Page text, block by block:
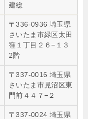
建総
〒336-0936 埼玉県
さいたま市緑区太田
窪１丁目２６−１３
2階
〒337-0016 埼玉県
さいたま市見沼区東
門前４４７−２
〒337-0024 埼玉県